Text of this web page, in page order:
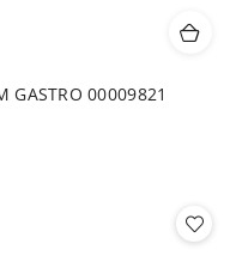
00009821